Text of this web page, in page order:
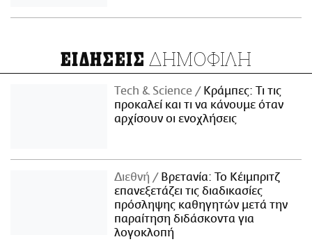
ΕΙΔΗΣΕΙΣ ΔΗΜΟΦΙΛΗ
Τech & Science
Κράμπες: Τι τις
προκαλεί και τι να κάνουμε όταν
αρχίσουν οι ενοχλήσεις
Διεθνή
Βρετανία: Το Κέιμπριτζ
επανεξετάζει τις διαδικασίες
πρόσληψης καθηγητών μετά την
παραίτηση διδάσκοντα για
λογοκλοπή